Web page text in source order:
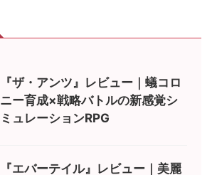
『ザ・アンツ』レビュー｜蟻コロ
ニー育成×戦略バトルの新感覚シ
ミュレーションRPG
『エバーテイル』レビュー｜美麗